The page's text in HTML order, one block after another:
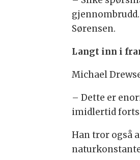
Sørensen.
Langt inn i
Michael
– Dette er
imidlertid
Han tror også